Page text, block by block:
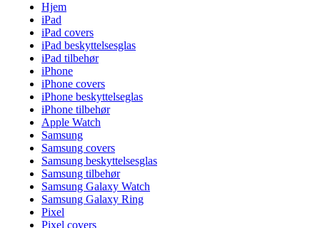
Hjem
iPad
iPad covers
iPad beskyttelsesglas
iPad tilbehør
iPhone
iPhone covers
iPhone beskyttelseglas
iPhone tilbehør
Apple Watch
Samsung
Samsung covers
Samsung beskyttelsesglas
Samsung tilbehør
Samsung Galaxy Watch
Samsung Galaxy Ring
Pixel
Pixel covers